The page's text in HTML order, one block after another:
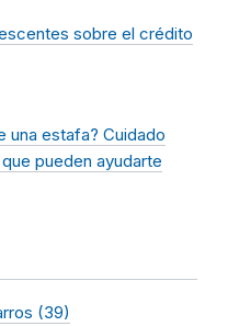
sobre el crédito
una estafa? Cuidado
pueden ayudarte
(39)